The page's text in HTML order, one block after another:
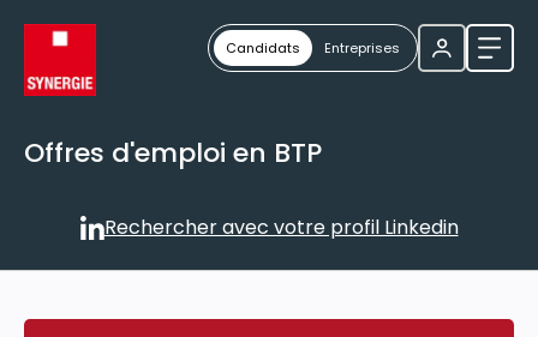
Candidats Entreprises
Offres d'emploi en BTP
Rechercher avec votre
Rechercher avec votre profil Linkedin